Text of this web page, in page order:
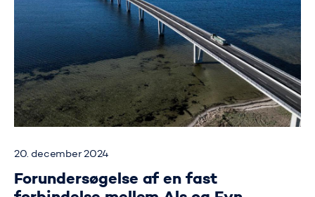
20. december 2024
Forundersøgelse af en fast